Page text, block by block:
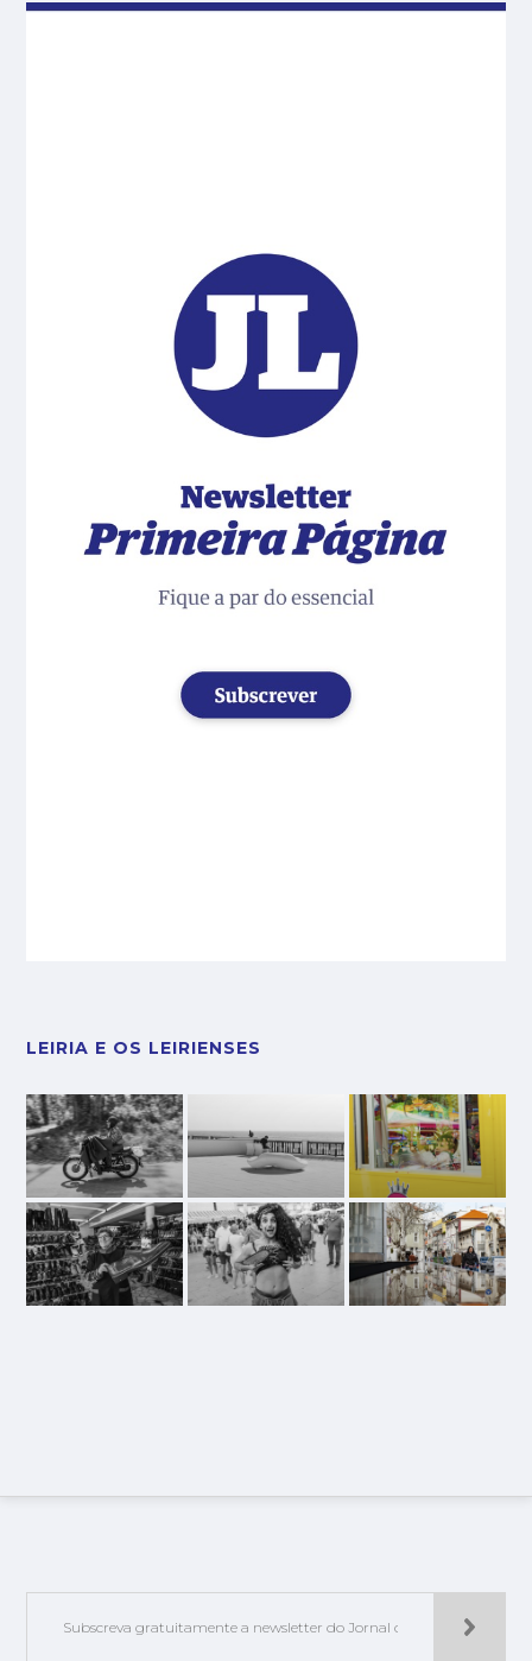
LEIRIA E OS LEIRIENSES